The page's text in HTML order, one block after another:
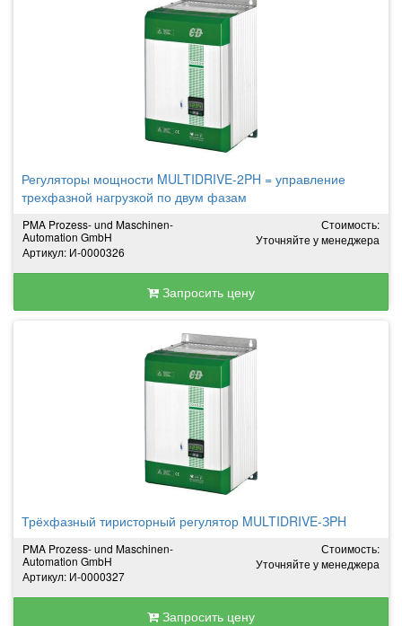
Регуляторы мощности MULTIDRIVE-2PH = управление
трехфазной нагрузкой по двум фазам
PMA Prozess- und Maschinen-
Automation GmbH
Артикул: И-0000326
Стоимость:
Уточняйте у менеджера
Запросить цену
Трёхфазный тиристорный регулятор MULTIDRIVE-ЗPH
PMA Prozess- und Maschinen-
Automation GmbH
Артикул: И-0000327
Стоимость:
Уточняйте у менеджера
Запросить цену